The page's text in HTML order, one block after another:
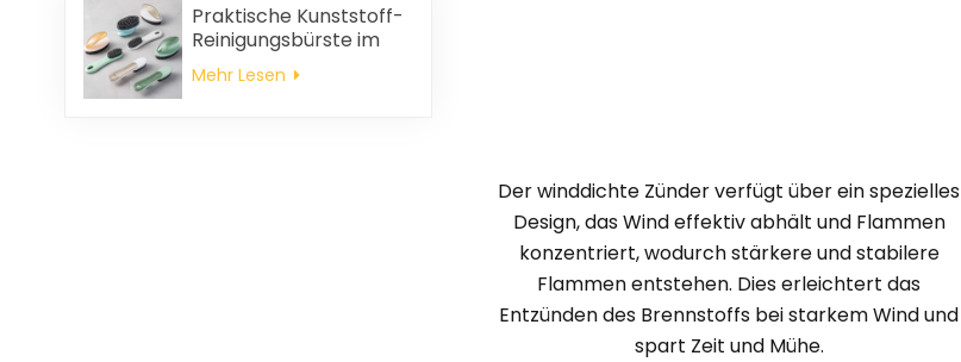
Praktische Kunststoff-
Reinigungsbürste im
Großhandel
Mehr Lesen
Der winddichte Zünder verfügt über ein spezielles
Design, das Wind effektiv abhält und Flammen
konzentriert, wodurch stärkere und stabilere
Flammen entstehen. Dies erleichtert das
Entzünden des Brennstoffs bei starkem Wind und
spart Zeit und Mühe.